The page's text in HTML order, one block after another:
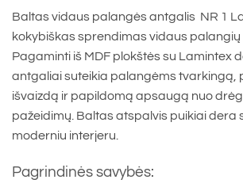
Baltas vidaus palangės antgalis NR 1
kokybiškas sprendimas vidaus palangių
Pagaminti iš MDF plokštės su Lamintex
antgaliai suteikia palangėms tvarkingą,
išvaizdą ir papildomą apsaugą nuo
pažeidimų. Baltas atspalvis puikiai dera
moderniu interjeru.
Pagrindinės savybės: